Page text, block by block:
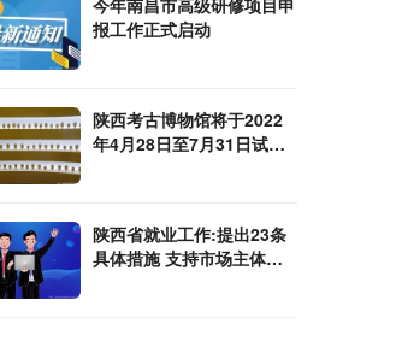
今年南昌市高级研修项目申
报工作正式启动
陕西考古博物馆将于2022
年4月28日至7月31日试行
陕西省就业工作:提出23条
具体措施 支持市场主体吸